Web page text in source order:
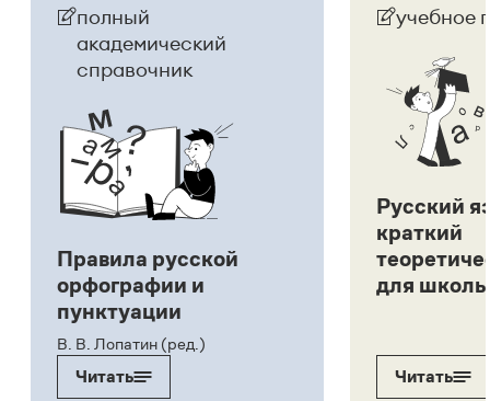
полный
академический
справочник
Правила русской
орфографии и
пунктуации
В. В. Лопатин (ред.)
Читать
учебное
Русский
краткий
для
Читать